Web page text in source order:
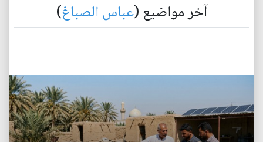
آخر مواضيع (عباس الصباغ)